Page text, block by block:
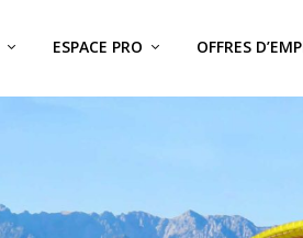
ESPACE PRO OFFRES